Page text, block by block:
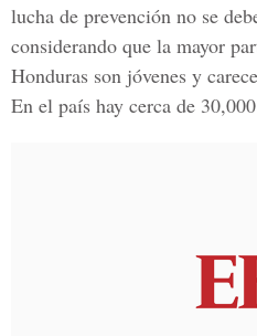
lucha de prevención no se
considerando que la mayor
Honduras son jóvenes y
En el país hay cerca de